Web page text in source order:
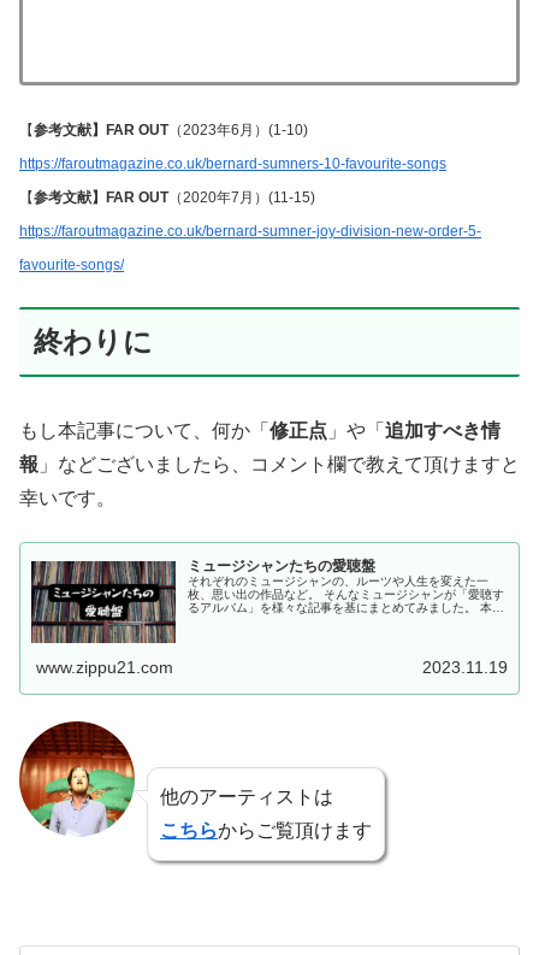
【参考文献】FAR OUT（2023年6月）(1-10)
https://faroutmagazine.co.uk/bernard-sumners-10-favourite-songs
【参考文献】FAR OUT（2020年7月）(11-15)
https://faroutmagazine.co.uk/bernard-sumner-joy-division-new-order-5-
favourite-songs/
終わりに
もし本記事について、何か「 修正点 」や「 追加すべき情
報 」などございましたら、コメント欄で教えて頂けますと
幸いです。
ミュージシャンたちの愛聴盤
それぞれのミュージシャンの、ルーツや人生を変えた一
枚、思い出の作品など。 そんなミュージシャンが「愛聴す
るアルバム」を様々な記事を基にまとめてみました。 本記
www.zippu21.com 2023.11.19
他のアーティストは
こちらからご覧頂けます